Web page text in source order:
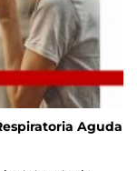
Aguda